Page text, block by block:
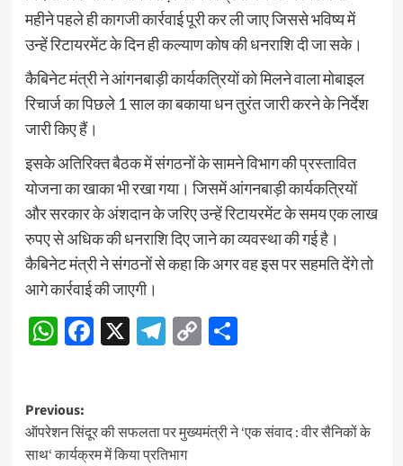
महीने पहले ही कागजी कार्रवाई पूरी कर ली जाए जिससे भविष्य में
उन्हें रिटायरमेंट के दिन ही कल्याण कोष की धनराशि दी जा सके।
कैबिनेट मंत्री ने आंगनबाड़ी कार्यकत्रियों को मिलने वाला मोबाइल
रिचार्ज का पिछले 1 साल का बकाया धन तुरंत जारी करने के निर्देश
जारी किए हैं।
इसके अतिरिक्त बैठक में संगठनों के सामने विभाग की प्रस्तावित
योजना का खाका भी रखा गया। जिसमें आंगनबाड़ी कार्यकत्रियों
और सरकार के अंशदान के जरिए उन्हें रिटायरमेंट के समय एक लाख
रुपए से अधिक की धनराशि दिए जाने का व्यवस्था की गई है।
कैबिनेट मंत्री ने संगठनों से कहा कि अगर वह इस पर सहमति देंगे तो
आगे कार्रवाई की जाएगी।
WhatsApp
Facebook
X Telegram
CopyShare
Post
navigation
Previous:
ऑपरेशन सिंदूर की सफलता पर मुख्यमंत्री ने ‘एक संवाद : वीर सैनिकों के
साथ‘ कार्यक्रम में किया प्रतिभाग